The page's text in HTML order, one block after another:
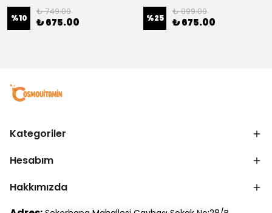
%10
₺ 749.00
₺ 675.00 %25
₺ 899.00
₺ 675.00
Kategoriler
Hesabım
Hakkımızda